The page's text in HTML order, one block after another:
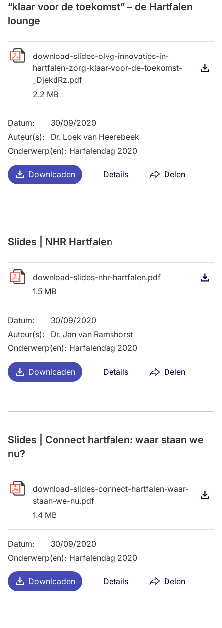
Downloaden Details Delen
“klaar voor de toekomst” – de Hartfalen
lounge
download-slides-olvg-innovaties-in-
hartfalen-zorg-klaar-voor-de-toekomst-
_DjekdRz.pdf
2.2 MB
Datum:
30/09/2020
Auteur(s):
Dr. Loek van Heerebeek
Onderwerp(en): Harfalendag 2020
Downloaden Details Delen
Slides | NHR Hartfalen
download-slides-nhr-hartfalen.pdf
1.5 MB
Datum:
30/09/2020
Auteur(s):
Dr. Jan van Ramshorst
Onderwerp(en): Harfalendag 2020
Downloaden Details Delen
Slides | Connect hartfalen: waar staan we
nu?
download-slides-connect-hartfalen-waar-
staan-we-nu.pdf
1.4 MB
Datum:
30/09/2020
Onderwerp(en): Harfalendag 2020